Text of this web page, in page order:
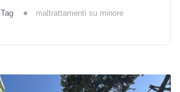
Tag maltrattamenti su minore